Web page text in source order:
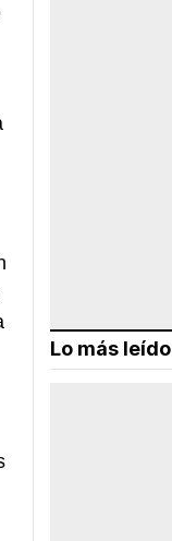
Lo más leído